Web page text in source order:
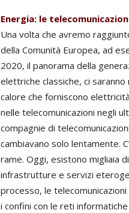
Energia: le
Una volta che avremo
della Comunità Europea, ad
2020, il panorama della
elettriche classiche, ci
calore che forniscono
nelle telecomunicazioni negli
compagnie di
cambiavano solo lentamente.
rame. Oggi, esistono migliaia
infrastrutture e servizi
processo, le
i confini con le reti